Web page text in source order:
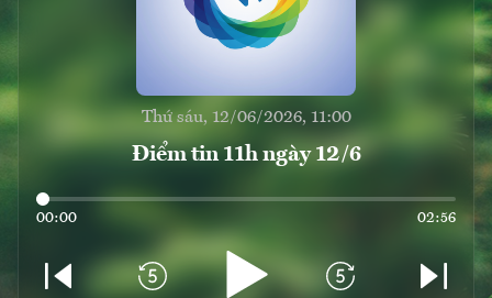
Thứ sáu, 12/06/2026, 11:00
Điểm tin 11h ngày 12/6
00:00 02:56